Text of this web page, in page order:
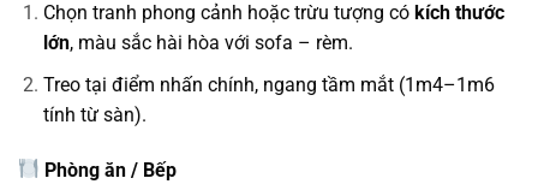
Chọn tranh phong cảnh hoặc trừu tượng có kích thước
lớn, màu sắc hài hòa với sofa – rèm.
Treo tại điểm nhấn chính, ngang tầm mắt (1m4–1m6
tính từ sàn).
Phòng ăn / Bếp